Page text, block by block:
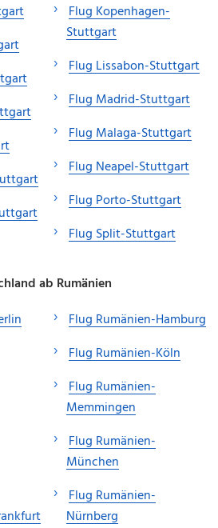
Flug Kopenhagen-
Stuttgart
Flug Lissabon-Stuttgart
Flug Madrid-Stuttgart
Flug Malaga-Stuttgart
Flug Neapel-Stuttgart
Flug Porto-Stuttgart
Flug Split-Stuttgart
ab Rumänien
Flug Rumänien-Hamburg
Flug Rumänien-Köln
Flug Rumänien-
Memmingen
Flug Rumänien-
München
Flug Rumänien-
Nürnberg